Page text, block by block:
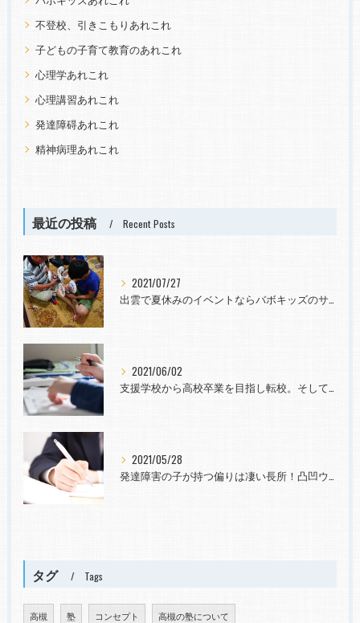
不登校、引きこもりあれこれ
子どもの子育て教育のあれこれ
心理学あれこれ
心理講習あれこれ
発達障碍あれこれ
精神病理あれこれ
最近の投稿 Recent Posts
2021/07/27
出雲で夏休みのイベントならバボキッズのサマースクールへ
2021/06/02
支援学校から高校卒業を目指し転校。そして社会へ。発達障害と診断されても~
2021/05/28
発達障害の子が持つ偏りは凄い長所！凸凹ウェルカム！向学意欲や力を育てたい
タグ Tags
高槻 塾 コンセプト 高槻の塾について